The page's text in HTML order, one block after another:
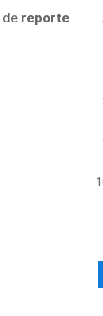
de reporte